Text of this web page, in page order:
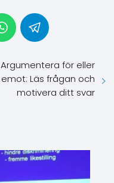
Argumentera för eller
emot: Läs frågan och
motivera ditt svar